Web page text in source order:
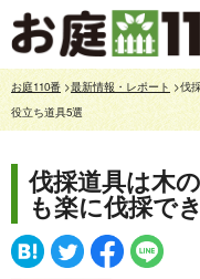
お庭110番>最新情報・レポート >伐
役立ち道具5選
伐採道具は木
も楽に伐採で